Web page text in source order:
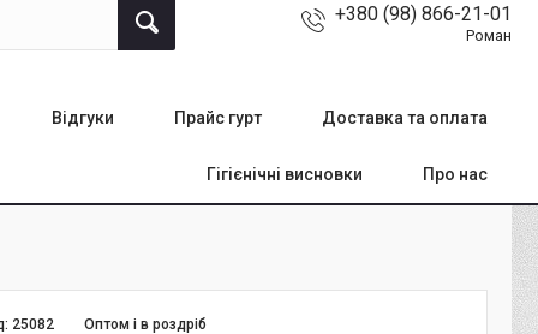
+380 (98) 866-21-01
Роман
Відгуки Прайс гурт Доставка та оплата
Гігієнічні висновки Про нас
Оптом і в роздріб
25082